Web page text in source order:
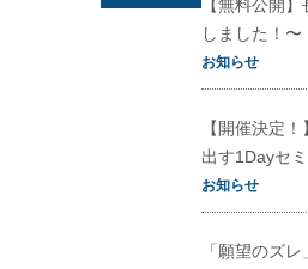
【無料公開
しました！〜
お知らせ
【開催決定
出す1Dayセ
お知らせ
「願望のズ